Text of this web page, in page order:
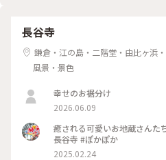
なごみ地蔵さま、雨に濡れて
りかなり大きくてビックリしました😆 #長谷寺 #
さい #あじさい路 #鎌倉 #卍
長谷寺
鎌倉・江の島・二階堂・由比ヶ浜
風景・景色
幸せのお裾分け
2026.06.09
癒される可愛いお地蔵さん
長谷寺 #ぽかぽか
2025.02.24